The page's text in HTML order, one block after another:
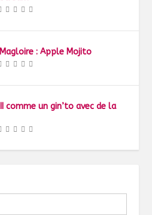
: Apple Mojito
comme un gin’to avec de la